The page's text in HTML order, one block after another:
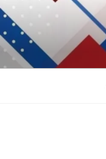
Aller
au
contenu
principal